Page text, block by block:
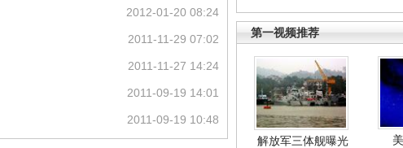
第一视频推荐
解放军三体舰曝光
2012-01-20 08:24
2011-11-29 07:02
2011-11-27 14:24
2011-09-19 14:01
2011-09-19 10:48